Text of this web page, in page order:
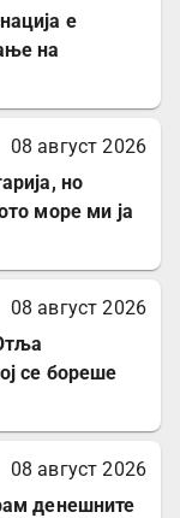
е
на
08 август 2026
но
море ми ја
08 август 2026
се бореше
08 август 2026
денешните